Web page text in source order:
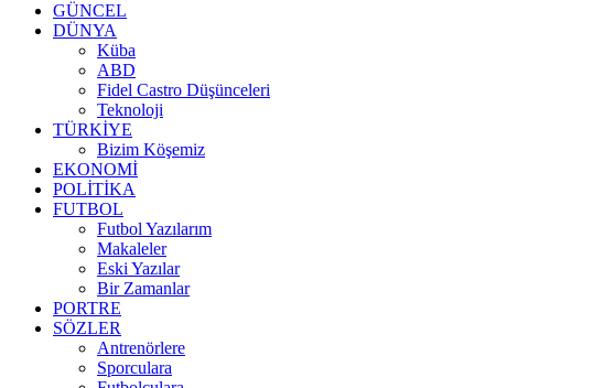
GÜNCEL
DÜNYA
Küba
ABD
Fidel Castro Düşünceleri
Teknoloji
TÜRKİYE
Bizim Köşemiz
EKONOMİ
POLİTİKA
FUTBOL
Futbol Yazılarım
Makaleler
Eski Yazılar
Bir Zamanlar
PORTRE
SÖZLER
Antrenörlere
Sporculara